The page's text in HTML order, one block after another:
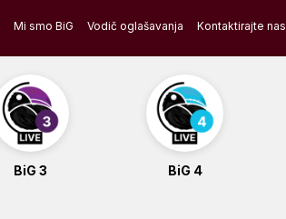
Mi smo BiG Vodič oglašavanja Kontaktirajte nas
BiG 3 BiG 4